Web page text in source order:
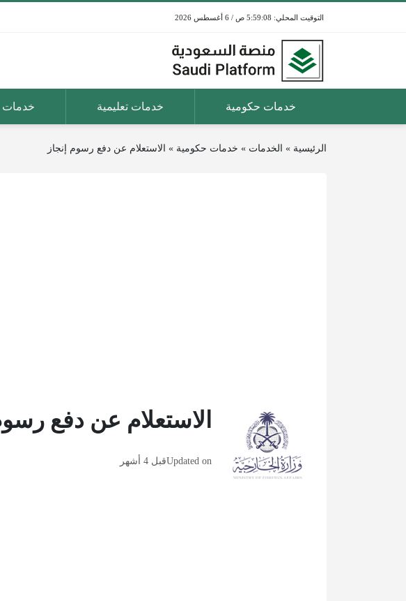
5:59:08 ص / 6 أغسطس 2026
خدمات حكومية خدمات تعليمية خدمات
الرئيسية » الخدمات » خدمات حكومية » الاستعلام عن دفع رسوم إنجاز
الاستعلام عن دفع
Updated onقبل 4 أشهر